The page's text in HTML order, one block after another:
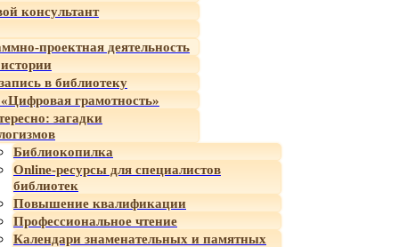
консультант
проектная деятельность
в библиотеку
грамотность»
загадки
Библиокопилка
Online-ресурсы для специалистов
библиотек
Повышение квалификации
Профессиональное чтение
Календари знаменательных и памятных